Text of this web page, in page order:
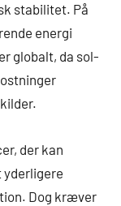
stabilitet. På
energi
globalt, da sol-
der kan
yderligere
Dog kræver